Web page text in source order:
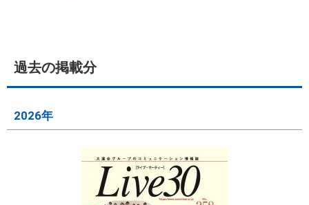
過去の掲載分
2026年